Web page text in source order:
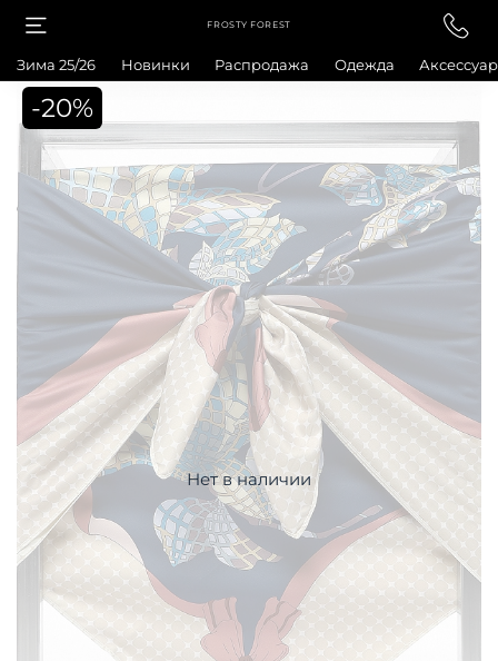
FROSTY FOREST
Зима 25/26 Новинки Распродажа Одежда
Нет в наличии
-20%